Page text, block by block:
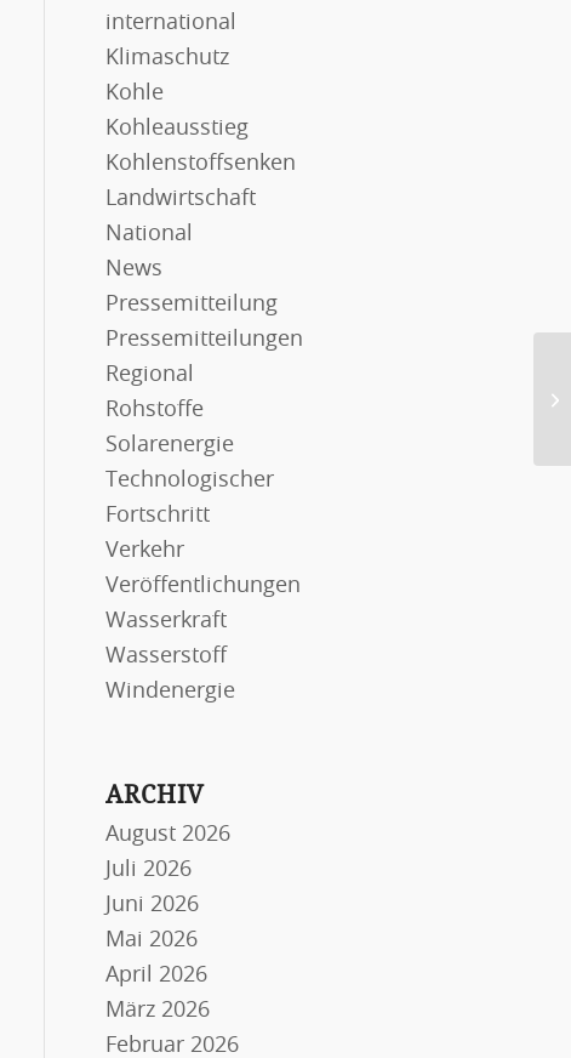
international
Klimaschutz
Kohle
Kohleausstieg
Kohlenstoffsenken
Landwirtschaft
National
News
Pressemitteilung
Pressemitteilungen
Regional
Rohstoffe
Solarenergie
Technologischer
Fortschritt
Verkehr
Veröffentlichungen
Wasserkraft
Wasserstoff
Windenergie
ARCHIV
August 2026
Juli 2026
Juni 2026
Mai 2026
April 2026
März 2026
Februar 2026